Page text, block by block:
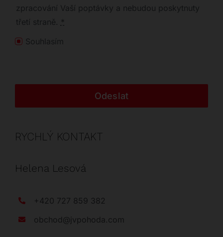
zpracování Vaší poptávky a nebudou poskytnuty
třetí straně. *
Souhlasím
Odeslat
RYCHLÝ KONTAKT
Helena Lesová
+420 727 859 382
obchod@jvpohoda.com